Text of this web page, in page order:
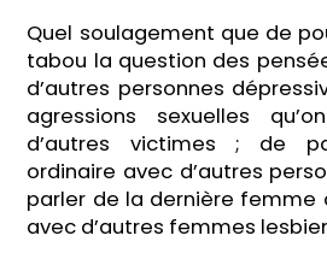
Quel soulagement que de
tabou la question des
d’autres personnes
agressions sexuelles
d’autres victimes ; de
ordinaire avec d’autres
parler de la dernière femme
avec d’autres femmes